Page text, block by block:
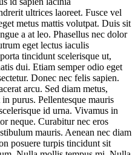
ultrices laoreet. Fusce vel
metus mattis volutpat. Duis sit
a at leo. Phasellus nec dolor
eget lectus iaculis
tincidunt scelerisque ut,
dui. Etiam semper odio eget
Donec nec felis sapien.
arcu. Sed diam metus,
purus. Pellentesque mauris
id urna. Vivamus in
neque. Curabitur nec eros
mauris. Aenean nec diam
posuere turpis tincidunt sit